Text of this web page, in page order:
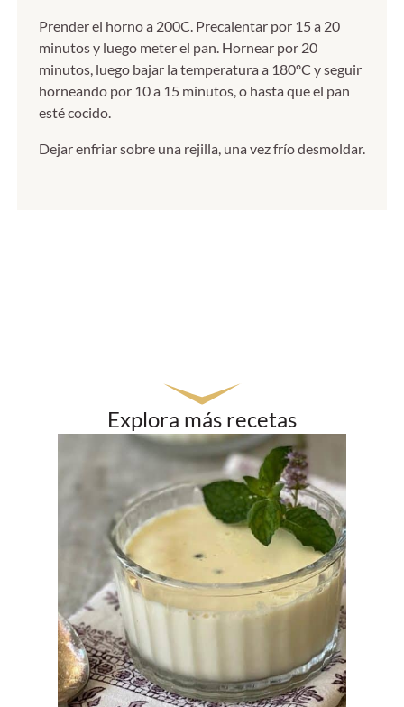
Prender el horno a 200C. Precalentar por 15 a 20
minutos y luego meter el pan. Hornear por 20
minutos, luego bajar la temperatura a 180ºC y seguir
horneando por 10 a 15 minutos, o hasta que el pan
esté cocido.
Dejar enfriar sobre una rejilla, una vez frío desmoldar.
Explora más recetas